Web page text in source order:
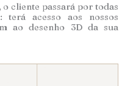
o cliente passará por todas
terá acesso aos nossos
ao desenho 3D da sua